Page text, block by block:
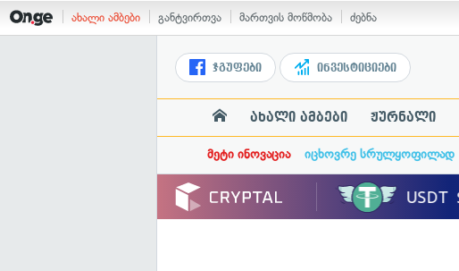
ახალი ამბები განტვირთვა მართვის მოწმობა ძებნა
ჯგუფები ინვესტიციები
ახალი ამბები ჟურნალი
მეტი ინოვაცია იცხოვრე სრულყოფილად